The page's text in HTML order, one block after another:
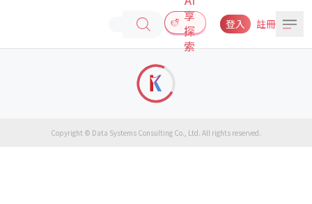
享
探
索
登入 註冊
Copyright © Data Systems Consulting Co., Ltd. All rights reserved.